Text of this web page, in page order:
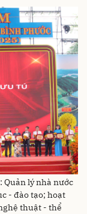
Quản lý nhà nước
- đào tạo; hoạt
thuật - thể